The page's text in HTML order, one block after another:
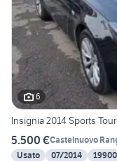
6
Insignia 2014 Sports
5.500 €Castelnuovo
Usato
07/2014